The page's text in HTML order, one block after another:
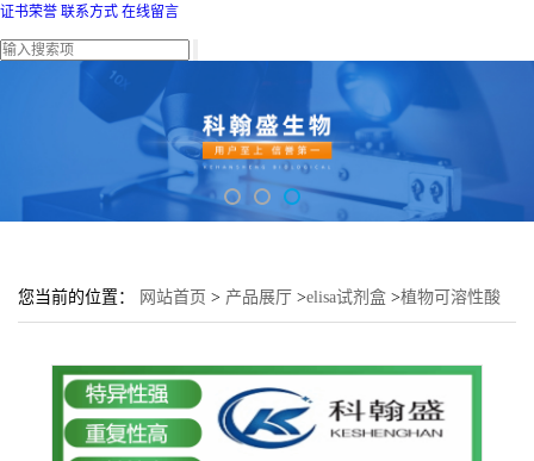
证书荣誉 联系方式 在线留言
您当前的位置： 网站首页 > 产品展厅 >elisa试剂盒 >植物可溶性酸